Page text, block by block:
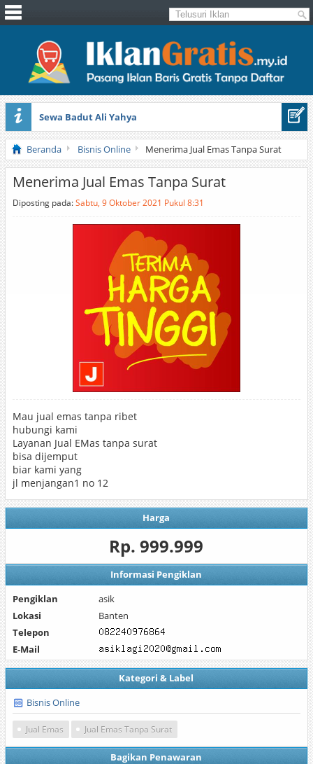
Sewa Badut Ali Yahya
Honda Brio 1.3 E AT CBU 2012 Putih
Beranda Bisnis Online Menerima Jual Emas Tanpa Surat
Menerima Jual Emas Tanpa Surat
Diposting pada:Sabtu, 9 Oktober 2021 Pukul 8:31
Mau jual emas tanpa ribet
hubungi kami
Layanan Jual EMas tanpa surat
bisa dijemput
biar kami yang
jl menjangan1 no 12
Harga
Rp. 999.999
Informasi Pengiklan
Pengiklan
asik
Lokasi
Banten
Telepon
E-Mail
Kategori & Label
Bisnis Online
Jual Emas Jual Emas Tanpa Surat
Bagikan Penawaran